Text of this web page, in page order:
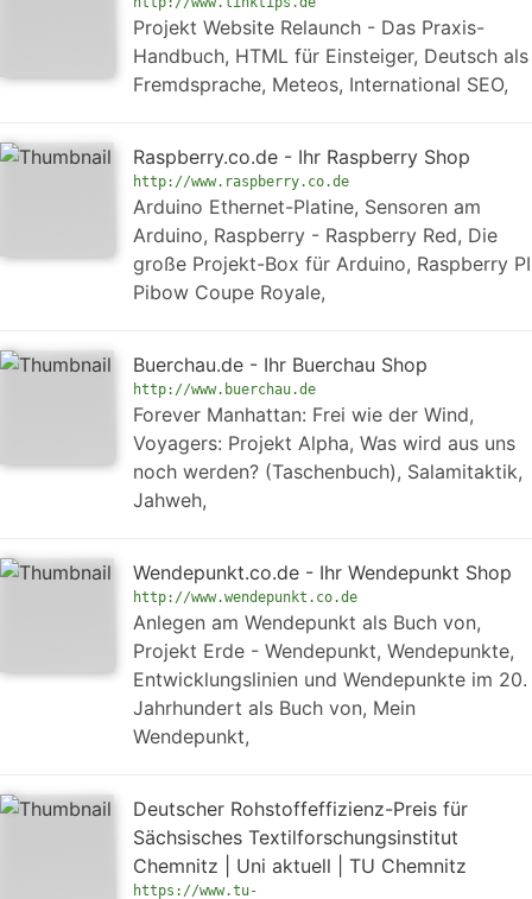
Projekt Website Relaunch - Das Praxis-
Handbuch, HTML für Einsteiger, Deutsch als
Fremdsprache, Meteos, International SEO,
Raspberry.co.de - Ihr Raspberry Shop
http://www.raspberry.co.de
Arduino Ethernet-Platine, Sensoren am
Arduino, Raspberry - Raspberry Red, Die
große Projekt-Box für Arduino, Raspberry PI
Pibow Coupe Royale,
Buerchau.de - Ihr Buerchau Shop
http://www.buerchau.de
Forever Manhattan: Frei wie der Wind,
Voyagers: Projekt Alpha, Was wird aus uns
noch werden? (Taschenbuch), Salamitaktik,
Jahweh,
Wendepunkt.co.de - Ihr Wendepunkt Shop
http://www.wendepunkt.co.de
Anlegen am Wendepunkt als Buch von,
Projekt Erde - Wendepunkt, Wendepunkte,
Entwicklungslinien und Wendepunkte im 20.
Jahrhundert als Buch von, Mein
Wendepunkt,
Deutscher Rohstoffeffizienz-Preis für
Sächsisches Textilforschungsinstitut
Chemnitz | Uni aktuell | TU Chemnitz
https://www.tu-